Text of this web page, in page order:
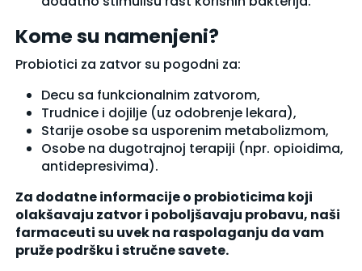
Kome su namenjeni?
Probiotici za zatvor su pogodni za:
Decu sa funkcionalnim zatvorom,
Trudnice i dojilje (uz odobrenje lekara),
Starije osobe sa usporenim metabolizmom,
Osobe na dugotrajnoj terapiji (npr. opioidima,
antidepresivima).
Za dodatne informacije o probioticima koji
olakšavaju zatvor i poboljšavaju probavu, naši
farmaceuti su uvek na raspolaganju da vam
pruže podršku i stručne savete.